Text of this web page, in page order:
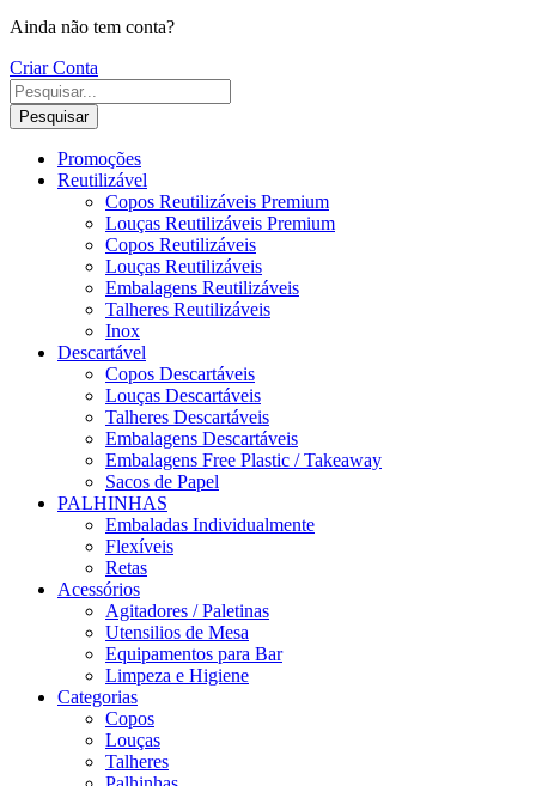
Ainda não tem conta?
Criar Conta
Pesquisar
Promoções
Reutilizável
Copos Reutilizáveis Premium
Louças Reutilizáveis Premium
Copos Reutilizáveis
Louças Reutilizáveis
Embalagens Reutilizáveis
Talheres Reutilizáveis
Inox
Descartável
Copos Descartáveis
Louças Descartáveis
Talheres Descartáveis
Embalagens Descartáveis
Embalagens Free Plastic / Takeaway
Sacos de Papel
PALHINHAS
Embaladas Individualmente
Flexíveis
Retas
Acessórios
Agitadores / Paletinas
Utensilios de Mesa
Equipamentos para Bar
Limpeza e Higiene
Categorias
Copos
Louças
Talheres